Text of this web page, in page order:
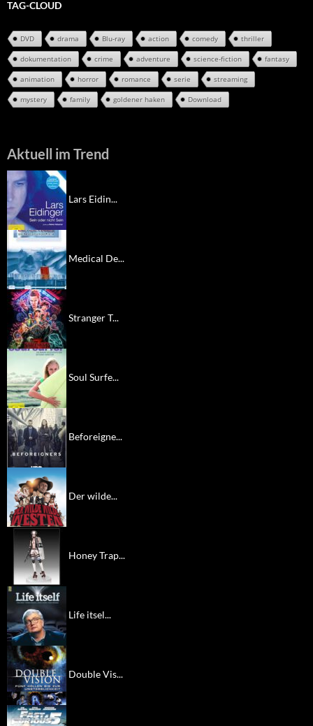
TAG-CLOUD
DVD drama Blu-ray action comedy thriller
dokumentation crime adventure science-fiction fantasy
animation horror romance serie streaming
mystery family goldener haken Download
Aktuell im Trend
Lars Eidin...
Medical De...
Stranger T...
Soul Surfe...
Beforeigne...
Der wilde...
Honey Trap...
Life itsel...
Double Vis...